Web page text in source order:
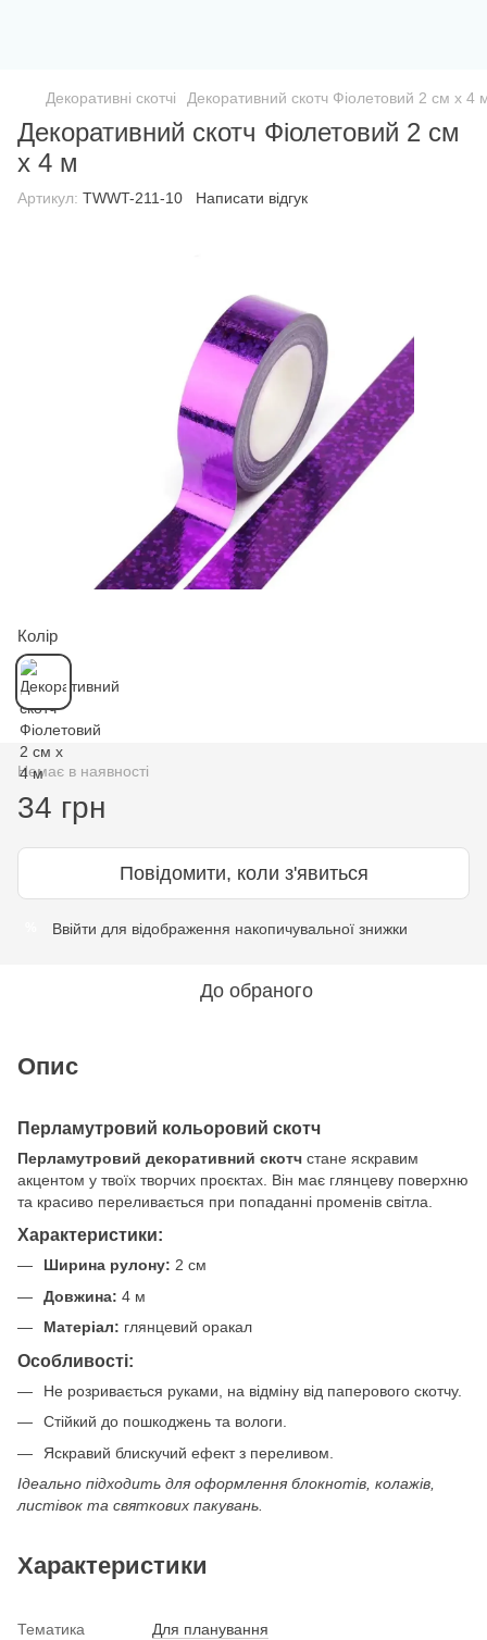
Декоративні скотчі Декоративний скотч Фіолетовий 2 см х 4
Декоративний скотч Фіолетовий 2 см
х 4 м
Артикул: TWWT-211-10 Написати відгук
Колір
Немає в наявності
34 грн
Повідомити, коли з'явиться
Ввійти для відображення накопичувальної знижки
До обраного
Опис
Перламутровий кольоровий скотч
Перламутровий декоративний скотч стане яскравим
акцентом у твоїх творчих проєктах. Він має глянцеву поверхню
та красиво переливається при попаданні променів світла.
Характеристики:
Ширина рулону: 2 см
Довжина: 4 м
Матеріал: глянцевий оракал
Особливості:
Не розривається руками, на відміну від паперового скотчу.
Стійкий до пошкоджень та вологи.
Яскравий блискучий ефект з переливом.
Ідеально підходить для оформлення блокнотів, колажів,
листівок та святкових пакувань.
Характеристики
Тематика
Для планування